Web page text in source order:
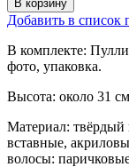
В корзину
Добавить в список
В комплекте:
фото, упаковка.
Высота: около 31 см
Материал: твёрдый
вставные,
волосы: